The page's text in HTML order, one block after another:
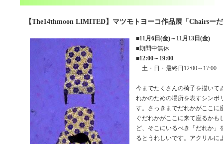
【The14thmoon LIMITED】マツモトヨーコ作品展「Chairsー
■11月6日(金)～11月13日(金)
■期間中無休
■12:00～19:00
土・日・最終日12:00～17:00
今までたくさんの椅子を描いて
れかのための場所を表すシンボ
す。さっきまでだれかがここに
ぐだれかがここに来て座るかも
ど、そこにいるべき「だれか」
るとうれしいです。アクリルに